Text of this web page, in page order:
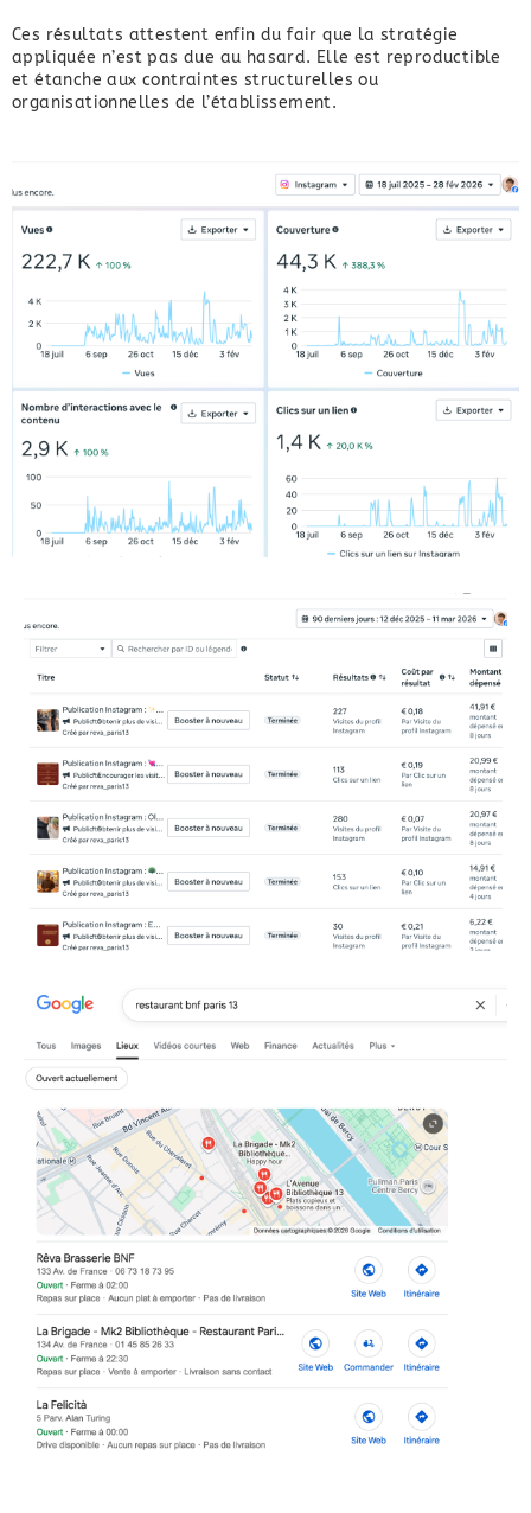
Ces résultats attestent enfin du fair que la stratégie
appliquée n’est pas due au hasard. Elle est reproductible
et étanche aux contraintes structurelles ou
organisationnelles de l’établissement.